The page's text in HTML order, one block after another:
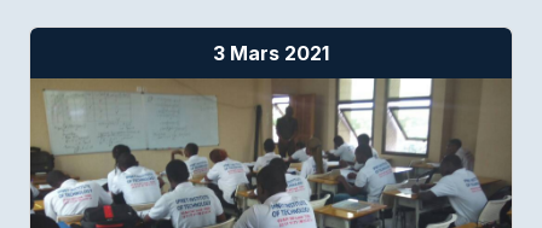
3 Mars 2021